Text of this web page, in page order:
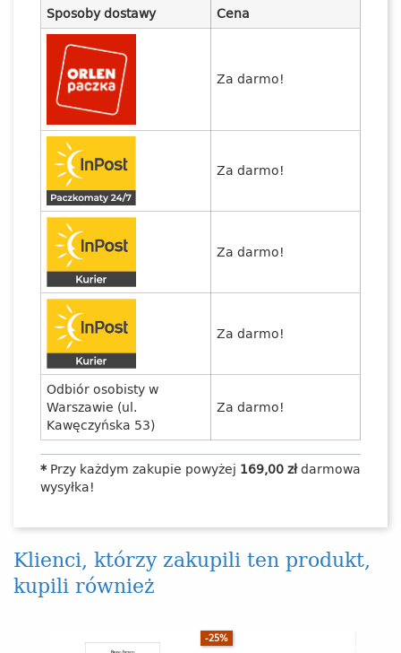
Sposoby dostawy Cena
Za darmo!
Za darmo!
Za darmo!
Za darmo!
Odbiór osobisty w
Warszawie (ul.
Kawęczyńska 53)
Za darmo!
* Przy każdym zakupie powyżej 169,00 złdarmowa
wysyłka!
Klienci, którzy zakupili ten produkt,
kupili również
-25%